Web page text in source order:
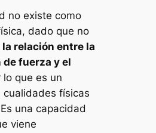
no existe como
dado que no
la relación entre la
fuerza y el
lo que es un
cualidades físicas
una capacidad
viene